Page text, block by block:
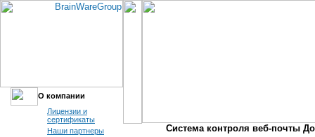
О компании
Лицензии и
сертификаты
Наши партнеры
Система контроля веб-почты